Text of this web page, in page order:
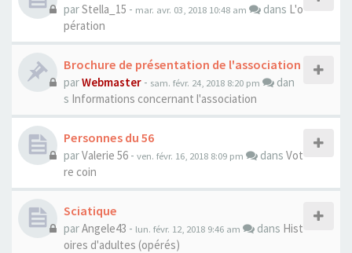
parStella_15 - mar. avr. 03, 2018 10:48 am dans L'o
pération
Brochure de présentation de l'association
parWebmaster - sam. févr. 24, 2018 8:20 pm
dan
s Informations concernant l'association
Personnes du 56
parValerie 56 - ven. févr. 16, 2018 8:09 pm dans Vot
re coin
Sciatique
parAngele43 - lun. févr. 12, 2018 9:46 am dans Hist
oires d'adultes (opérés)